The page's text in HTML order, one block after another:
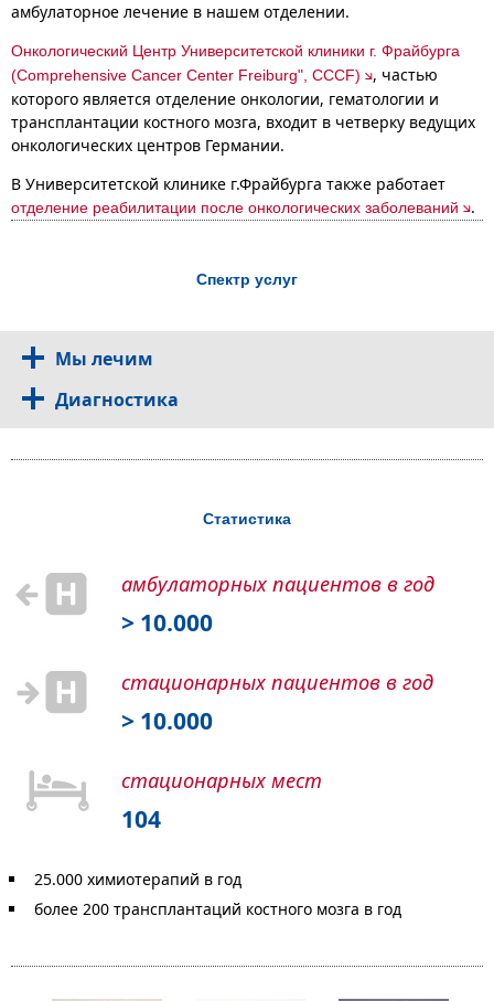
амбулаторное лечение в нашем отделении.
Онкологический Центр Университетской клиники г. Фрайбурга
(Comprehensive Cancer Center Freiburg", CCCF)
, частью
которого является отделение онкологии, гематологии и
трансплантации костного мозга, входит в четверку ведущих
онкологических центров Германии.
В Университетской клинике г.Фрайбурга также работает
отделение реабилитации после онкологических заболеваний .
Спектр услуг
Мы лечим
Диагностика
Статистика
амбулаторных пациентов в год
> 10.000
стационарных пациентов в год
> 10.000
стационарных мест
104
25.000 химиотерапий в год
более 200 трансплантаций костного мозга в год